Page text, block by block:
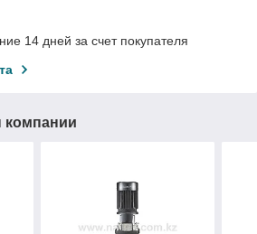
14 дней за счет покупателя